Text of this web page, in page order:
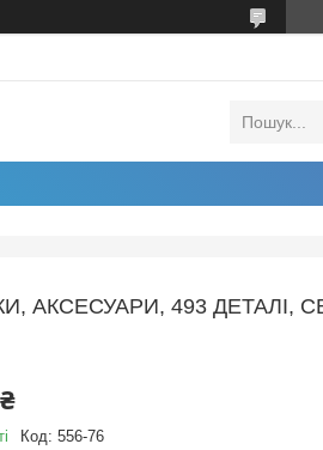
АКСЕСУАРИ, 493 ДЕТАЛІ,
Код: 556-76